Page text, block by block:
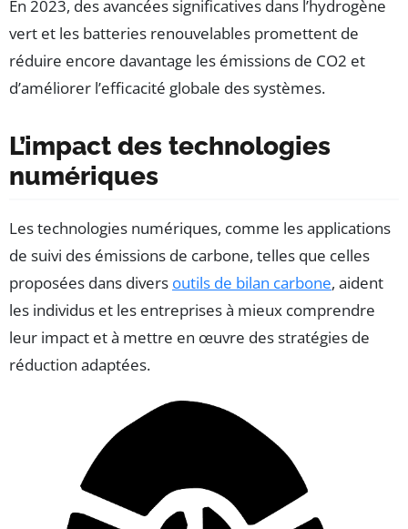
En 2023, des avancées significatives dans l’hydrogène
vert et les batteries renouvelables promettent de
réduire encore davantage les émissions de CO2 et
d’améliorer l’efficacité globale des systèmes.
L’impact des technologies
numériques
Les technologies numériques, comme les applications
de suivi des émissions de carbone, telles que celles
proposées dans divers outils de bilan carbone, aident
les individus et les entreprises à mieux comprendre
leur impact et à mettre en œuvre des stratégies de
réduction adaptées.